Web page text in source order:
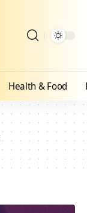
Health & Food